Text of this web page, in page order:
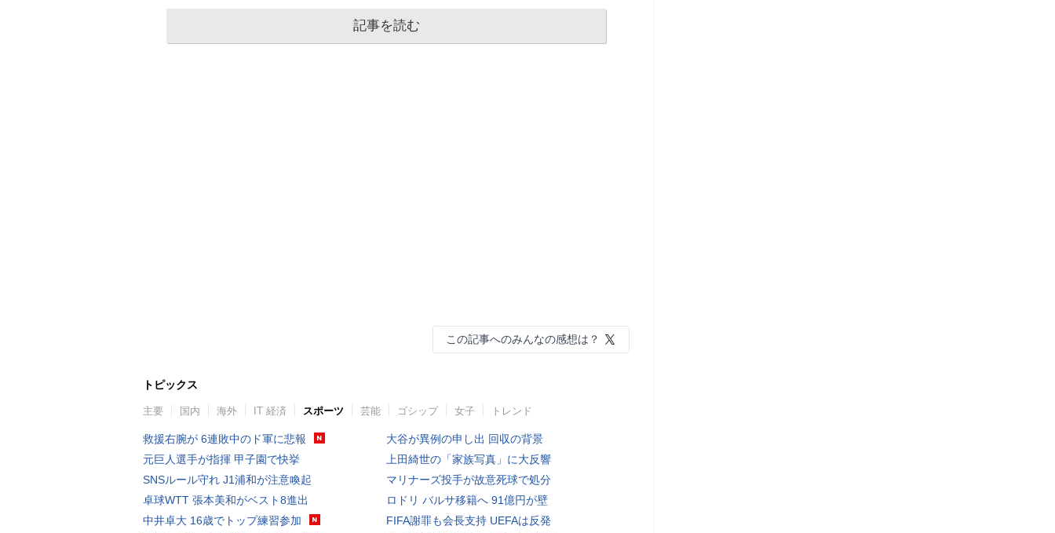
記事を読む
この記事へのみんなの感想は？
トピックス
主要 国内 海外 IT 経済 スポーツ 芸能 ゴシップ 女子 トレンド
救援右腕が 6連敗中のド軍に悲報
元巨人選手が指揮 甲子園で快挙
SNSルール守れ J1浦和が注意喚起
卓球WTT 張本美和がベスト8進出
中井卓大 16歳でトップ練習参加
大谷が異例の申し出 回収の背景
上田綺世の「家族写真」に大反響
マリナーズ投手が故意死球で処分
ロドリ バルサ移籍へ 91億円が壁
FIFA謝罪も会長支持 UEFAは反発